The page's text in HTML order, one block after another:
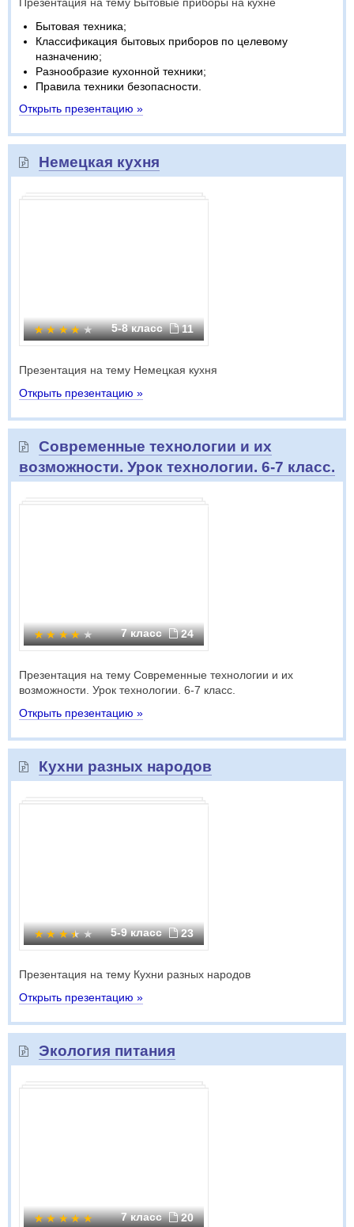
Бытовая техника;
Классификация бытовых приборов по целевому
назначению;
Разнообразие кухонной техники;
Правила техники безопасности.
Открыть презентацию »
Немецкая кухня
5-8 класс 11
Презентация на тему Немецкая кухня
Открыть презентацию »
Современные технологии и их
возможности. Урок технологии. 6-7 класс.
7 класс 24
Презентация на тему Современные технологии и их
возможности. Урок технологии. 6-7 класс.
Открыть презентацию »
Кухни разных народов
5-9 класс 23
Презентация на тему Кухни разных народов
Открыть презентацию »
Экология питания
7 класс 20